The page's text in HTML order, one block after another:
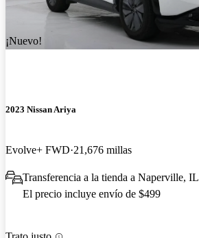
¡Nuevo!
2023 Nissan Ariya
Evolve+ FWD 21,676 millas
Transferencia a la tienda a Naperville, IL
El precio incluye envío de $499